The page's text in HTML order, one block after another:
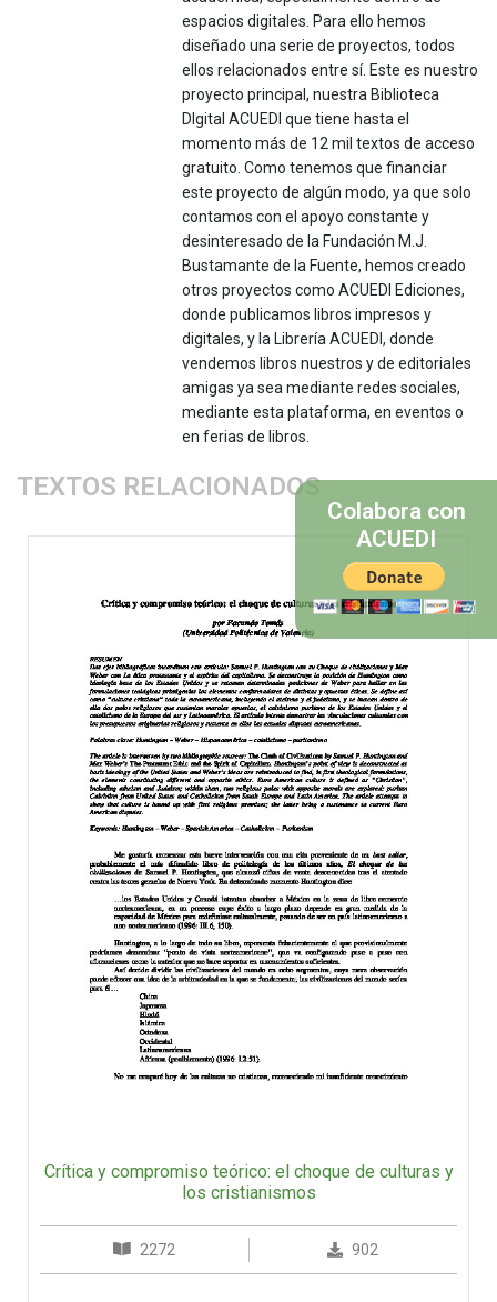
espacios digitales. Para ello hemos
diseñado una serie de proyectos, todos
ellos relacionados entre sí. Este es nuestro
proyecto principal, nuestra Biblioteca
DIgital ACUEDI que tiene hasta el
momento más de 12 mil textos de acceso
gratuito. Como tenemos que financiar
este proyecto de algún modo, ya que solo
contamos con el apoyo constante y
desinteresado de la Fundación M.J.
Bustamante de la Fuente, hemos creado
otros proyectos como ACUEDI Ediciones,
donde publicamos libros impresos y
digitales, y la Librería ACUEDI, donde
vendemos libros nuestros y de editoriales
amigas ya sea mediante redes sociales,
mediante esta plataforma, en eventos o
en ferias de libros.
TEXTOS RELACIONADOS
Crítica y compromiso teórico: el choque de culturas y
los cristianismos
2272 902
Colabora con
ACUEDI